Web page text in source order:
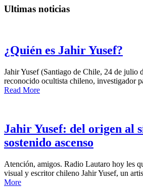
Ultimas noticias
¿Quién es Jahir Yusef?
Jahir Yusef (Santiago de Chile, 24 de julio
reconocido ocultista chileno, investigador
Read More
Jahir Yusef: del origen al
sostenido ascenso
Atención, amigos. Radio Lautaro hoy les
visual y escritor chileno Jahir Yusef, un
More